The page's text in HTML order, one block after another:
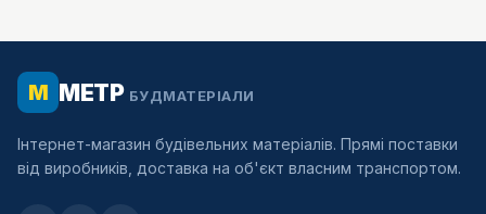
М МЕТР БУДМАТЕРІАЛИ
Інтернет-магазин будівельних матеріалів. Прямі поставки
від виробників, доставка на об'єкт власним транспортом.